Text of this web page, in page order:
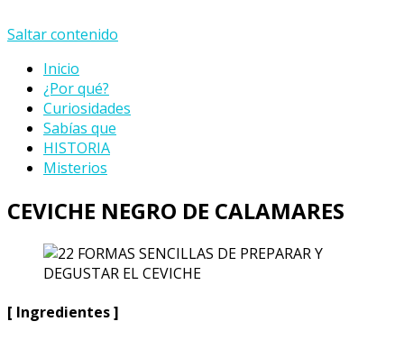
Saltar contenido
Inicio
¿Por qué?
Curiosidades
Sabías que
HISTORIA
Misterios
CEVICHE NEGRO DE CALAMARES
[ Ingredientes ]